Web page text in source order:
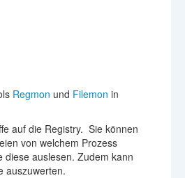
Regmon und Filemon in
auf die Registry. Sie können
von welchem Prozess
diese auslesen. Zudem kann
auszuwerten.